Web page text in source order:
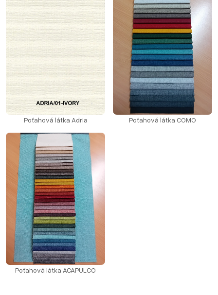
Poťahová látka Adria Poťahová látka COMO
Poťahová látka ACAPULCO